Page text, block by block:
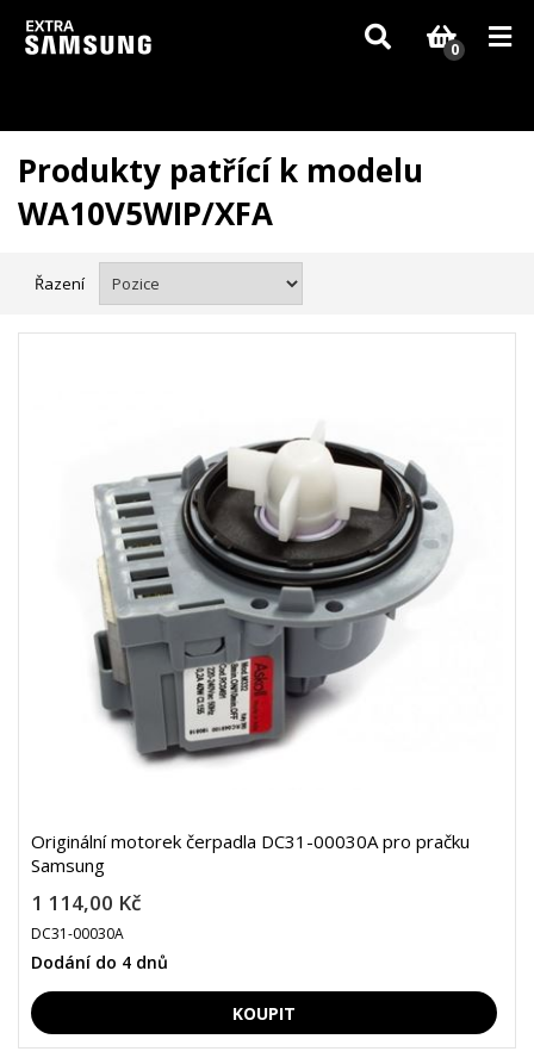
Vzhledem k aktuální situaci se může dodání dílů, které nejsou skladem,
zpozdit. Děkujeme za pochopení.
0
Produkty patřící k modelu
WA10V5WIP/XFA
Řazení
Originální motorek čerpadla DC31-00030A pro pračku
Samsung
1 114,00 Kč
DC31-00030A
Dodání do 4 dnů